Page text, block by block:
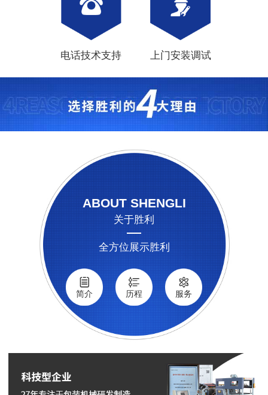
电话技术支持 上门安装调试
ABOUT SHENGLI
关于胜利
全方位展示胜利
简介 历程 服务